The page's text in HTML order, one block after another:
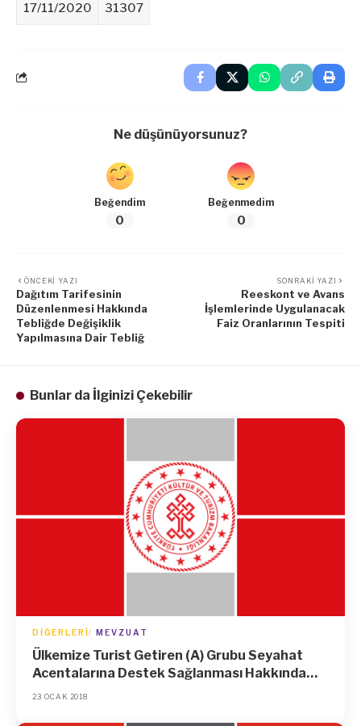
17/11/2020 31307
Ne düşünüyorsunuz?
Beğendim
0
Beğenmedim
0
ÖNCEKI YAZI
Dağıtım Tarifesinin
Düzenlenmesi Hakkında
Tebliğde Değişiklik
Yapılmasına Dair Tebliğ
SONRAKI YAZI
Reeskont ve Avans
İşlemlerinde Uygulanacak
Faiz Oranlarının Tespiti
Bunlar da İlginizi Çekebilir
DIĞERLERI MEVZUAT
Ülkemize Turist Getiren (A) Grubu Seyahat
Acentalarına Destek Sağlanması Hakkında
Kararın Uygulama Usul ve Esaslarına Dair
23 OCAK 2018